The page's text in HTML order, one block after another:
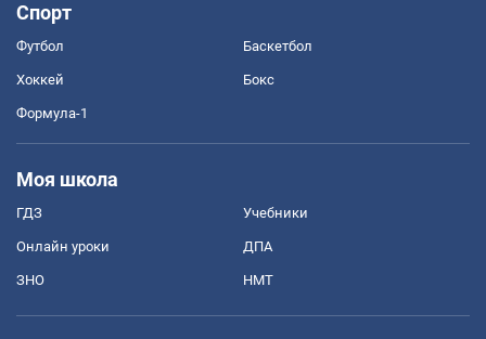
Спорт
Футбол Баскетбол
Хоккей Бокс
Формула-1
Моя школа
ГДЗ Учебники
Онлайн уроки ДПА
ЗНО НМТ